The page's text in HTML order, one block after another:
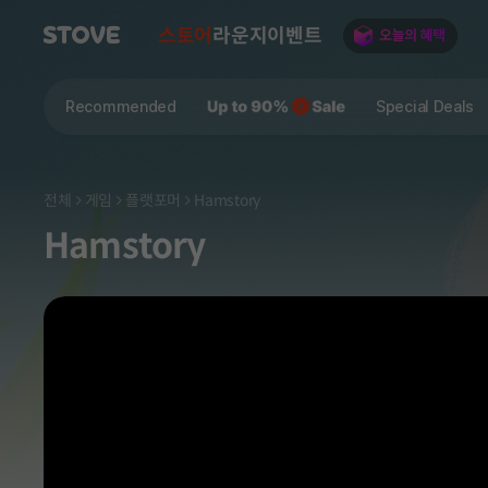
스토어 라운지 이벤트
Recommended Special Deals
전체 게임 플랫포머 Hamstory
Hamstory